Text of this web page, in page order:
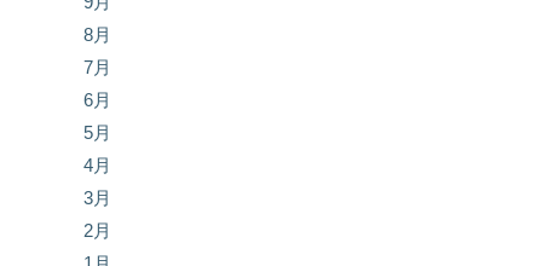
8月
7月
6月
5月
4月
3月
2月